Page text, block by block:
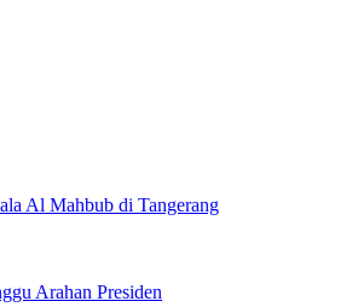
Al Mahbub di Tangerang
Arahan Presiden